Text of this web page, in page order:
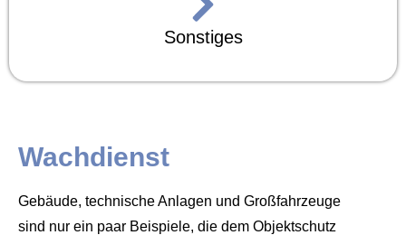
Sonstiges
Wachdienst
Gebäude, technische Anlagen und Großfahrzeuge
sind nur ein paar Beispiele, die dem Objektschutz